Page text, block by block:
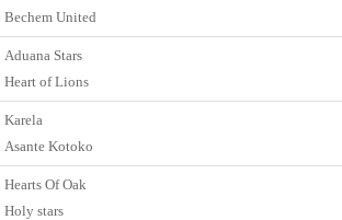
Bechem United
Aduana Stars
Heart of Lions
Karela
Asante Kotoko
Hearts Of Oak
Holy stars